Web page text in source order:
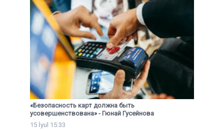
«Безопасность карт должна быть
усовершенствована» - Гюнай Гусейнова
15 İyul 15:33